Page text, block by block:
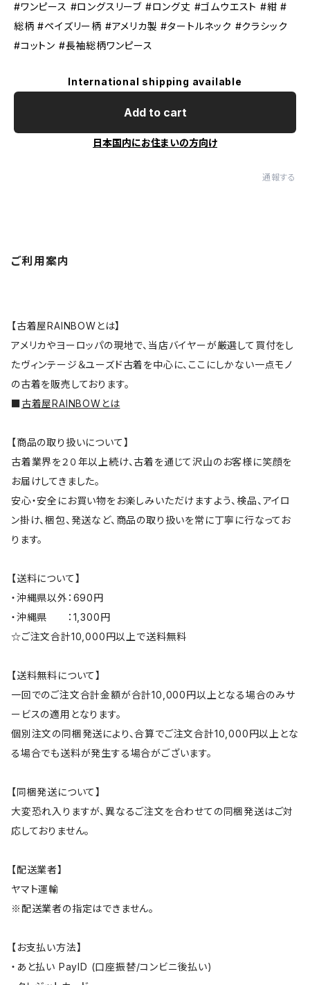
#ワンピース #ロングスリーブ #ロング丈 #ゴムウエスト #紺 #
総柄 #ペイズリー柄 #アメリカ製 #タートルネック #クラシック
#コットン #長袖総柄ワンピース
International shipping available
Add to cart
日本国内にお住まいの方向け
通報する
ご利用案内
【古着屋RAINBOWとは】
アメリカやヨーロッパの現地で、当店バイヤーが厳選して買付をし
たヴィンテージ＆ユーズド古着を中心に、ここにしかない一点モノ
の古着を販売しております。
■古着屋RAINBOWとは
【商品の取り扱いについて】
古着業界を２０年以上続け、古着を通じて沢山のお客様に笑顔を
お届けしてきました。
安心・安全にお買い物をお楽しみいただけますよう、検品、アイロ
ン掛け、梱包、発送など、商品の取り扱いを常に丁寧に行なってお
ります。
【送料について】
・沖縄県以外：690円
・沖縄県 ：1,300円
☆ご注文合計10,000円以上で送料無料
【送料無料について】
一回でのご注文合計金額が合計10,000円以上となる場合のみサ
ービスの適用となります。
個別注文の同梱発送により、合算でご注文合計10,000円以上とな
る場合でも送料が発生する場合がございます。
【同梱発送について】
大変恐れ入りますが、異なるご注文を合わせての同梱発送はご対
応しておりません。
【配送業者】
ヤマト運輸
※配送業者の指定はできません。
【お支払い方法】
・あと払い PayID (口座振替/コンビニ後払い)